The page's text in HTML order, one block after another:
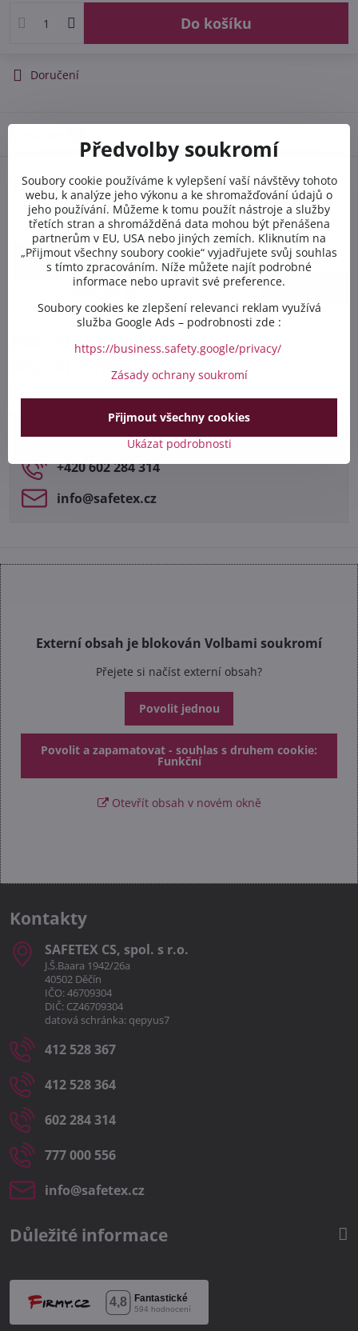
Do košíku
Doručení
Související produkty
LS 2-100-4
-5%
Skladem
2995,68 KčSleva 5%
Do košíku
Potřebujete poradit s
objednávkou?
+420 412 528 367
+420 602 284 314
info​@safetex​.cz
Externí obsah je blokován Volbami soukromí
Přejete si načíst externí obsah?
Povolit jednou
Povolit a zapamatovat - souhlas s druhem cookie:
Funkční
Otevřít obsah v novém okně
Kontakty
SAFETEX CS, spol​. s r​.o​.
J.Š.Baara 1942/26a
40502 Děčín
IČO: 46709304
DIČ: CZ46709304
datová schránka: qepyus7
412 528 367
412 528 364
602 284 314
777 000 556
info​@safetex​.cz
Důležité informace
Předvolby soukromí
Soubory cookie používáme k vylepšení vaší návštěvy tohoto
webu, k analýze jeho výkonu a ke shromažďování údajů o
jeho používání. Můžeme k tomu použít nástroje a služby
třetích stran a shromážděná data mohou být přenášena
partnerům v EU, USA nebo jiných zemích. Kliknutím na
„Přijmout všechny soubory cookie“ vyjadřujete svůj souhlas
s tímto zpracováním. Níže můžete najít podrobné
informace nebo upravit své preference.
Soubory cookies ke zlepšení relevanci reklam využívá
služba Google Ads – podrobnosti zde :
https://business.safety.google/privacy/
Zásady ochrany soukromí
Ukázat podrobnosti
Přijmout všechny cookies